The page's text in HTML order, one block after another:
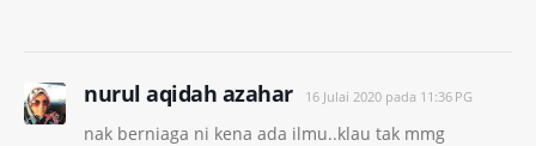
nurul aqidah azahar 16 Julai 2020 pada 11:36 PG
nak berniaga ni kena ada ilmu..klau tak mmg